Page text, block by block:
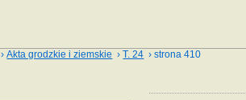
›Akta grodzkie i ziemskie ›T. 24 › strona 410